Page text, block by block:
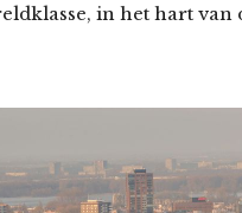
in het hart van